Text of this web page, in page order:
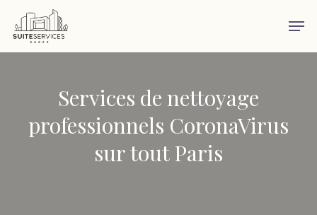
Skip
main
Services de nettoyage
professionnels CoronaVirus
sur tout Paris